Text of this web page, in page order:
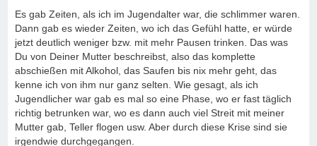
Es gab Zeiten, als ich im Jugendalter war, die schlimmer waren.
Dann gab es wieder Zeiten, wo ich das Gefühl hatte, er würde
jetzt deutlich weniger bzw. mit mehr Pausen trinken. Das was
Du von Deiner Mutter beschreibst, also das komplette
abschießen mit Alkohol, das Saufen bis nix mehr geht, das
kenne ich von ihm nur ganz selten. Wie gesagt, als ich
Jugendlicher war gab es mal so eine Phase, wo er fast täglich
richtig betrunken war, wo es dann auch viel Streit mit meiner
Mutter gab, Teller flogen usw. Aber durch diese Krise sind sie
irgendwie durchgegangen.